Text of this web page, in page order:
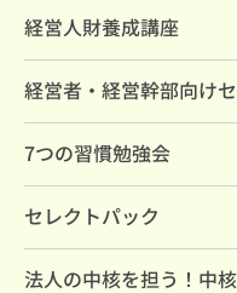
すべて
ライブラリーの使い方（
ショート動画（1分～10分
毎月のセミナー・ダイジ
経営人財養成講座
すべて
経営者・経営幹部向け
すべて
7つの習慣勉強会
すべて
セレクトパック
すべて
法人の中核を担う！中